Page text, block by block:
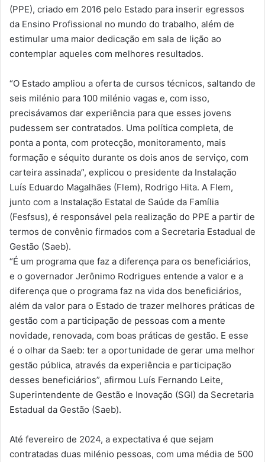
(PPE), criado em 2016 pelo Estado para inserir egressos
da Ensino Profissional no mundo do trabalho, além de
estimular uma maior dedicação em sala de lição ao
contemplar aqueles com melhores resultados.
“O Estado ampliou a oferta de cursos técnicos, saltando de
seis milénio para 100 milénio vagas e, com isso,
precisávamos dar experiência para que esses jovens
pudessem ser contratados. Uma política completa, de
ponta a ponta, com protecção, monitoramento, mais
formação e séquito durante os dois anos de serviço, com
carteira assinada”, explicou o presidente da Instalação
Luís Eduardo Magalhães (Flem), Rodrigo Hita. A Flem,
junto com a Instalação Estatal de Saúde da Família
(Fesfsus), é responsável pela realização do PPE a partir de
termos de convênio firmados com a Secretaria Estadual de
Gestão (Saeb).
“É um programa que faz a diferença para os beneficiários,
e o governador Jerônimo Rodrigues entende a valor e a
diferença que o programa faz na vida dos beneficiários,
além da valor para o Estado de trazer melhores práticas de
gestão com a participação de pessoas com a mente
novidade, renovada, com boas práticas de gestão. E esse
é o olhar da Saeb: ter a oportunidade de gerar uma melhor
gestão pública, através da experiência e participação
desses beneficiários”, afirmou Luís Fernando Leite,
Superintendente de Gestão e Inovação (SGI) da Secretaria
Estadual da Gestão (Saeb).
Até fevereiro de 2024, a expectativa é que sejam
contratadas duas milénio pessoas, com uma média de 500